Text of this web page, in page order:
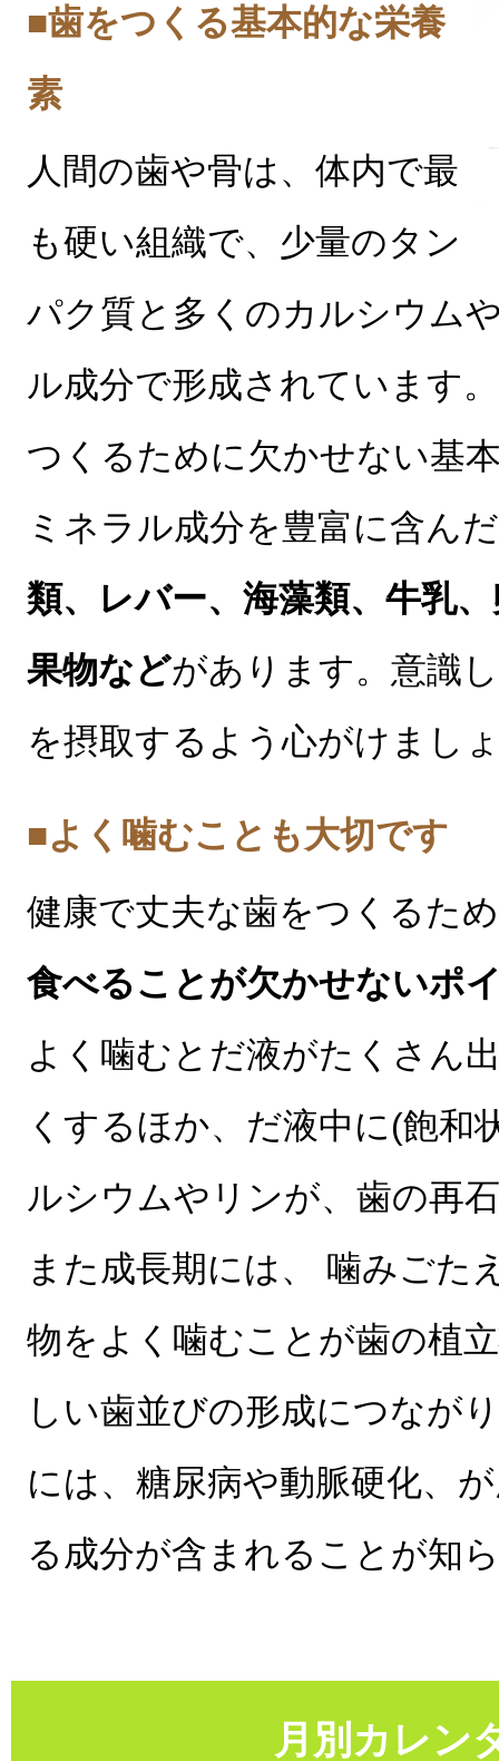
■歯をつくる基本的な栄養
素
人間の歯や骨は、体内で最
も硬い組織で、少量のタン
パク質と多くのカルシウム
ル成分で形成されています
つくるために欠かせない基
ミネラル成分を豊富に含ん
類、レバー、海藻類、牛乳
果物などがあります。意識
を摂取するよう心がけまし
■よく噛むことも大切です
健康で丈夫な歯をつくるた
食べることが欠かせないポ
よく噛むとだ液がたくさん
くするほか、だ液中に(飽和
ルシウムやリンが、歯の再
また成長期には、 噛みごた
物をよく噛むことが歯の植
しい歯並びの形成につなが
には、糖尿病や動脈硬化、
る成分が含まれることが知
月別カレン